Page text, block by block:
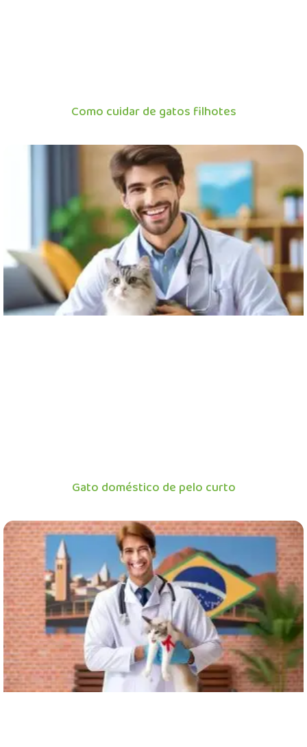
Como cuidar de gatos filhotes
Gato doméstico de pelo curto